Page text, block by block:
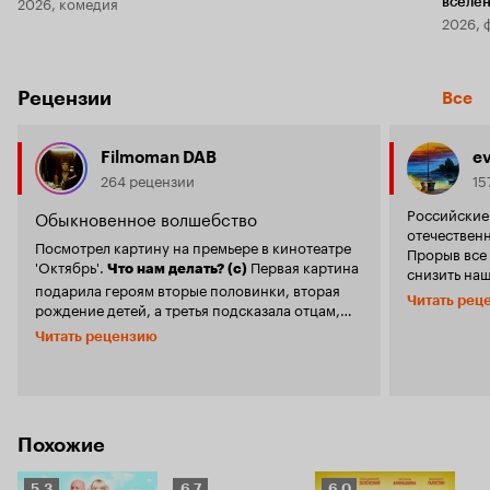
2026,
Рецензии Все
Filmoman DAB
264 рецензии
Обыкновенное волшебство
Посмотрел картину на премьере в кинотеатре
'Октябрь'. Что нам делать? (с)
подарила героям вторые половинки, вторая
рождение детей, а третья подсказала отцам,
как надо вести себя с детьми. Дуэт режиссеров
продолжил выковыривать идеи из старых,
работа это движение на месте, ничего нового
авторы пытаются выехать на уже отработанном
Читать рецензию
Прорыв
снизить
не так
Читать
Похожие